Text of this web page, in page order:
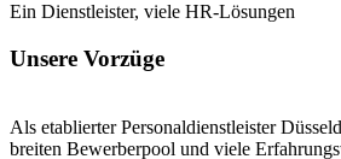
Ein Dienstleister, viele HR-Lösungen
Unsere Vorzüge
Als etablierter Personaldienstleister
breiten Bewerberpool und viele